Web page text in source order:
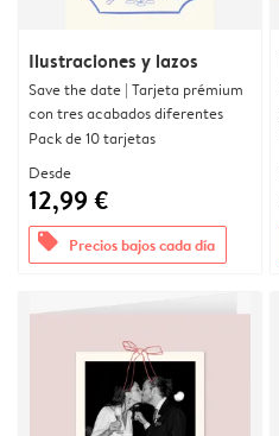
Ilustraciones y lazos
Save the date | Tarjeta prémium
con tres acabados diferentes
Pack de 10 tarjetas
Desde
12,99 €
offers Precios bajos cada día